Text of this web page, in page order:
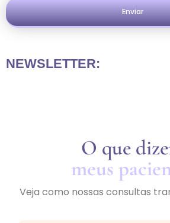
Enviar
NEWSLETTER:
O que
meus
Veja como nossas consultas